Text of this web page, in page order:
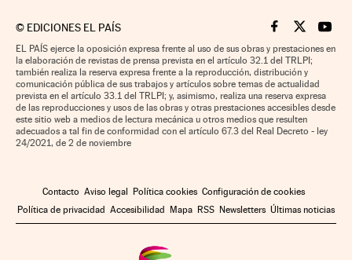
© EDICIONES EL PAÍS Cinco Días en
Cinco Días
Cinco
EL PAÍS ejerce la oposición expresa frente al uso de sus obras y prestaciones en
la elaboración de revistas de prensa prevista en el artículo 32.1 del TRLPI;
también realiza la reserva expresa frente a la reproducción, distribución y
comunicación pública de sus trabajos y artículos sobre temas de actualidad
prevista en el artículo 33.1 del TRLPI; y, asimismo, realiza una reserva expresa
de las reproducciones y usos de las obras y otras prestaciones accesibles desde
este sitio web a medios de lectura mecánica u otros medios que resulten
adecuados a tal fin de conformidad con el artículo 67.3 del Real Decreto - ley
24/2021, de 2 de noviembre
Contacto Aviso legal Política cookies Configuración de cookies
Política de privacidad Accesibilidad Mapa RSS Newsletters Últimas noticias